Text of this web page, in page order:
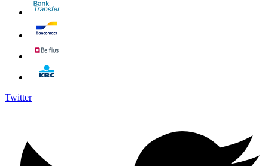
Twitter